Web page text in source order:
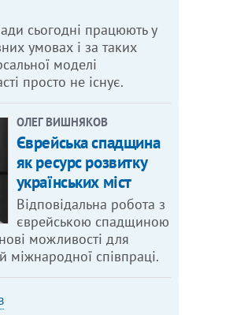
сьогодні працюють у
умовах і за таких
моделі
просто не існує.
ОЛЕГ ВИШНЯКОВ
Єврейська спадщина
як ресурс розвитку
українських міст
Відповідальна робота з
єврейською спадщиною
можливості для
міжнародної співпраці.